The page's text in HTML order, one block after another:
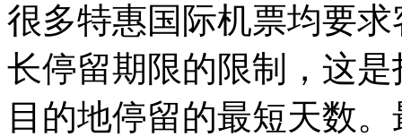
很多特惠国际机票均要
长停留期限的限制，这
目的地停留的最短天数